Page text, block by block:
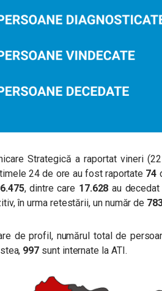
Strategică a raportat vineri
24 de ore au fost raportate 74
, dintre care 17.628 au
în urma retestării, un număr de
de profil, numărul total de
997 sunt internate la ATI.